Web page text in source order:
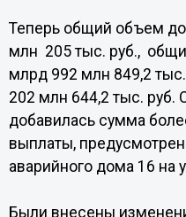
Теперь общий объем
млн 205 тыс. руб.,
млрд 992 млн 849,2
202 млн 644,2 тыс. руб.
добавилась сумма
выплаты,
аварийного дома 16 на
Были внесены